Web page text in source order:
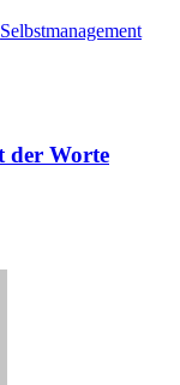
Selbstmanagement
der Worte